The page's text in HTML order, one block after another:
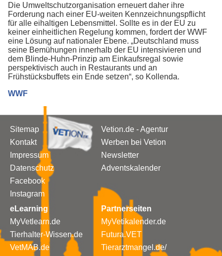
Die Umweltschutzorganisation erneuert daher ihre
Forderung nach einer EU-weiten Kennzeichnungspflicht
für alle eihaltigen Lebensmittel. Sollte es in der EU zu
keiner einheitlichen Regelung kommen, fordert der WWF
eine Lösung auf nationaler Ebene. „Deutschland muss
seine Bemühungen innerhalb der EU intensivieren und
dem Blinde-Huhn-Prinzip am Einkaufsregal sowie
perspektivisch auch in Restaurants und an
Frühstücksbuffets ein Ende setzen“, so Kollenda.
WWF
Sitemap
Kontakt
Impressum
Datenschutz
Facebook
Instagram
Vetion.de - Agentur
Werben bei Vetion
Newsletter
Adventskalender
eLearning
MyVetlearn.de
Tierhalter-Wissen.de
VetMAB.de
Partnerseiten
MyVetikalender.de
Futura.VET
Tierarztmangel.de/